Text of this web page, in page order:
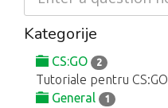
Kategorije
CS:GO 2
Tutoriale pentru CS:GO
General
1